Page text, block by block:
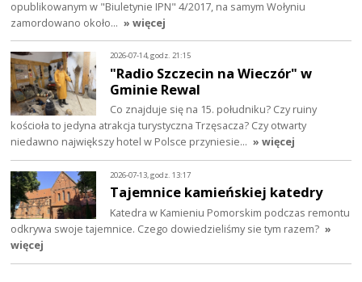
opublikowanym w "Biuletynie IPN" 4/2017, na samym Wołyniu
zamordowano około… » więcej
2026-07-14, godz. 21:15
"Radio Szczecin na Wieczór" w
Gminie Rewal
Co znajduje się na 15. południku? Czy ruiny
kościoła to jedyna atrakcja turystyczna Trzęsacza? Czy otwarty
niedawno największy hotel w Polsce przyniesie… » więcej
2026-07-13, godz. 13:17
Tajemnice kamieńskiej katedry
Katedra w Kamieniu Pomorskim podczas remontu
odkrywa swoje tajemnice. Czego dowiedzieliśmy sie tym razem? »
więcej